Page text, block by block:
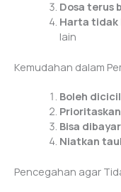
Dosa terus
Harta tidak
lain
Kemudahan dalam
Boleh dicicil
Bisa
Niatkan
Pencegahan agar